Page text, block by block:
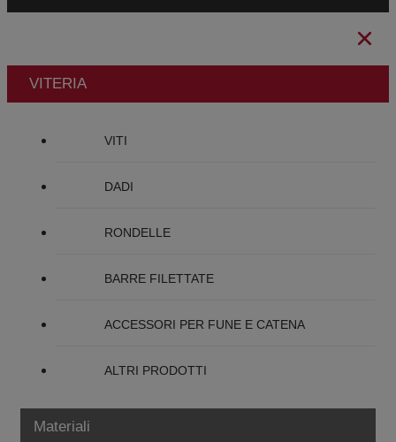
VITERIA
VITI
DADI
RONDELLE
BARRE FILETTATE
ACCESSORI PER FUNE E CATENA
ALTRI PRODOTTI
Materiali